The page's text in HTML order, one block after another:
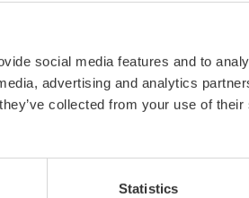
social media features and to
advertising and analytics
collected from your use of
Statistics